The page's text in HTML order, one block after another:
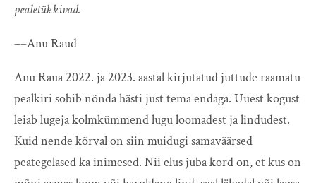
pealetükkivad.
––Anu Raud
Anu Raua 2022. ja 2023. aastal kirjutatud juttude raamatu
pealkiri sobib nõnda hästi just tema endaga. Uuest kogust
leiab lugeja kolmkümmend lugu loomadest ja lindudest.
Kuid nende kõrval on siin muidugi samaväärsed
peategelased ka inimesed. Nii elus juba kord on, et kus on